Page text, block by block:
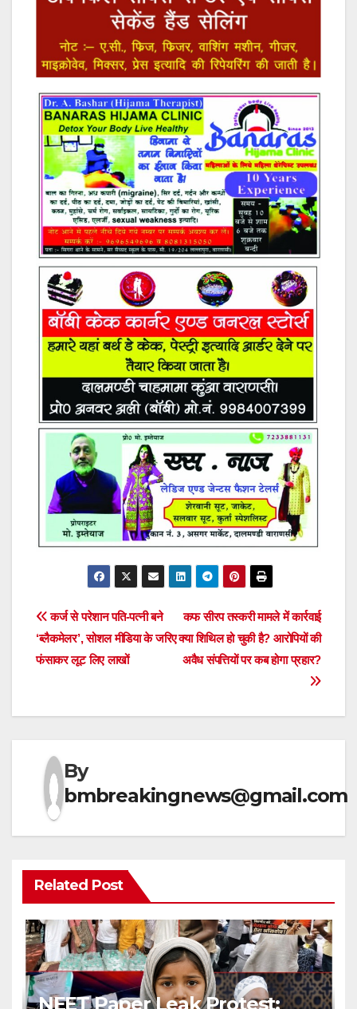
Post
navigation
कफ सीरप तस्करी मामले में कार्रवाई
क्या शिथिल हो चुकी है? आरोपियों की
अवैध संपत्तियों पर कब होगा प्रहार?
कर्ज से परेशान पति-पत्नी बने
‘ब्लैकमेलर’, सोशल मीडिया के जरिए
फंसाकर लूट लिए लाखों
By
bmbreakingnews@gmail.com
Related Post
NEET Paper Leak Protest: